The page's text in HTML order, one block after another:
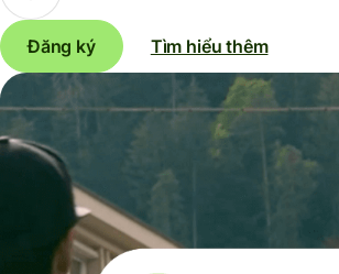
Đăng ký Tìm hiểu thêm